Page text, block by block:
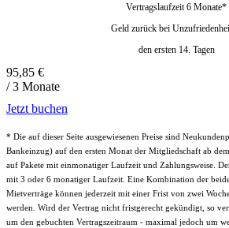
Vertragslaufzeit 6 Monate*
Geld zurück bei
den ersten 14. Tagen
95,85 €
/ 3 Monate
Jetzt buchen
* Die auf dieser Seite ausgewiesenen Preise sind
Bankeinzug) auf den ersten Monat der Mitgliedschaft ab
auf Pakete mit einmonatiger Laufzeit und Zahlungsweise.
mit 3 oder 6 monatiger Laufzeit. Eine Kombination der
Mietverträge können jederzeit mit einer Frist von zwei
werden. Wird der Vertrag nicht fristgerecht gekündigt, so
um den gebuchten Vertragszeitraum - maximal jedoch um